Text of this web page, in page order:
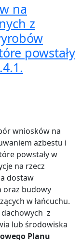
na
z
powstały
wniosków na
azbestu i
powstały w
na rzecz
dostaw
oraz budowy
w łańcuchu.
dachowych z
lub środowiska
Planu